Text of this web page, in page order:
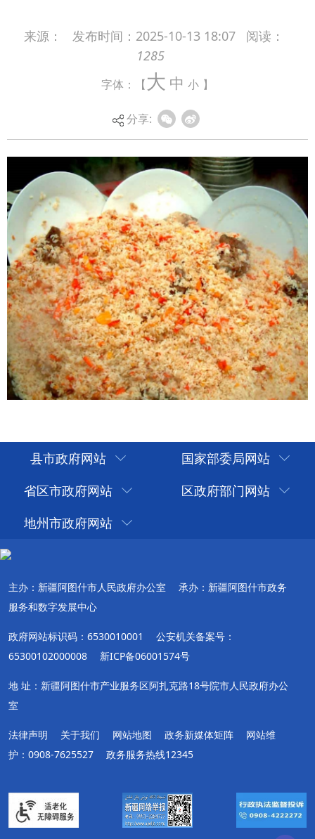
来源： 发布时间： 2025-10-13 18:07
阅读：
1285
字体：【大 中 小 】
分享:
县市政府网站
国家部委局网站
省区市政府网站
区政府部门网站
地州市政府网站
主办：新疆阿图什市人民政府办公室
承办：新疆阿图什市政务
服务和数字发展中心
政府网站标识码：6530010001
公安机关备案号：
65300102000008
新ICP备06001574号
地 址：新疆阿图什市产业服务区阿扎克路18号院市人民政府办公
室
法律声明 关于我们 网站地图 政务新媒体矩阵
网站维
护：0908-7625527
政务服务热线12345